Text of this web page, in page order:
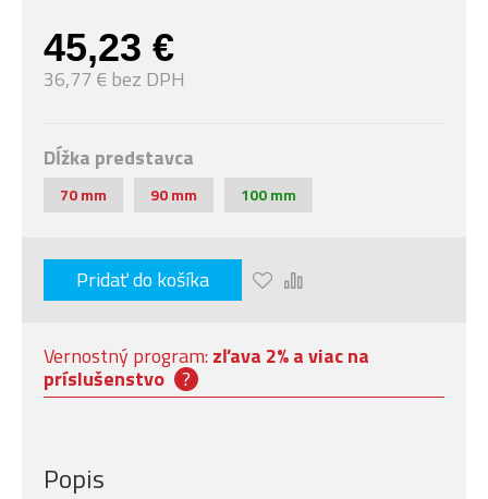
45,23 €
36,77 € bez DPH
Dĺžka predstavca
70 mm 90 mm 100 mm
Pridať do košíka
Vernostný program: zľava 2% a viac na
príslušenstvo ?
Popis